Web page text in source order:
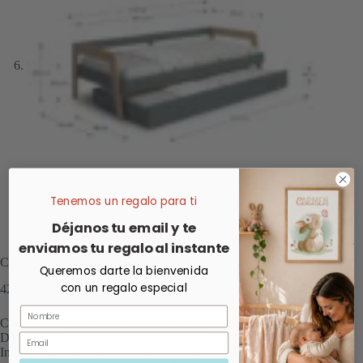
Cama Nido Nala Verde Kaki
420,00
Cama nido Nala Verde Kaki de estilo nórdico fabricada en
DM y madera de pino, ideal para colchón de 90×190 cm.
Incluye cama inferior con colchoneta de 15 cm de altura,
Tenemos un regalo para ti
Déjanos tu email y te
enviamos tu regalo al instante
Queremos darte la bienvenida
con un regalo especial
Nombre
Email